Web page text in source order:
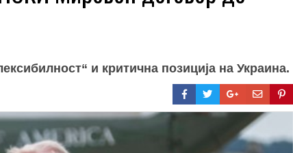
и критична позиција на Украина.